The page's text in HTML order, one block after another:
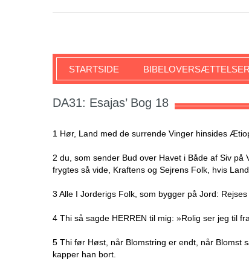
SKRIFTEN
STARTSIDE BIBELOVERSÆTTELSER
DA31: Esajas’ Bog 18
1 Hør, Land med de surrende Vinger hinsides
2 du, som sender Bud over Havet i Både af Siv
frygtes så vide, Kraftens og Sejrens Folk, hvis
3 Alle I Jorderigs Folk, som bygger på Jord:
4 Thi så sagde HERREN til mig: »Rolig ser jeg til
5 Thi før Høst, når Blomstring er endt, når
kapper han bort.